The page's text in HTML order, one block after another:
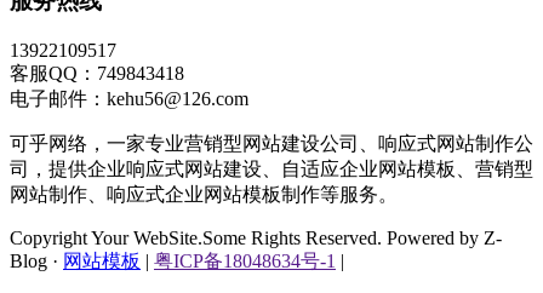
13922109517
客服QQ：749843418
电子邮件：kehu56@126.com
可乎网络，一家专业营销型网站建设公司、响应式网站制作公
司，提供企业响应式网站建设、自适应企业网站模板、营销型
网站制作、响应式企业网站模板制作等服务。
Copyright Your WebSite.Some Rights Reserved. Powered by Z-
Blog · 网站模板 | 粤ICP备18048634号-1 |